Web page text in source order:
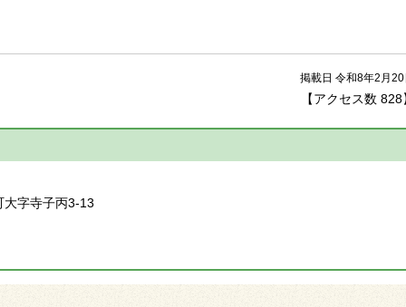
掲載日 令和8年2月
【アクセス数 828
字寺子丙3-13